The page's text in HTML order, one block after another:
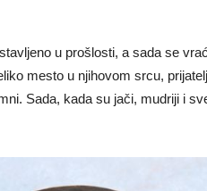
u prošlosti, a sada se
mesto u njihovom srcu,
Sada, kada su jači, mudriji i